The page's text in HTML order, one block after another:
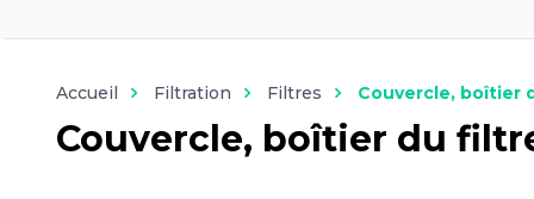
Accueil Filtration Filtres Couvercle, boîtier
Couvercle, boîtier du